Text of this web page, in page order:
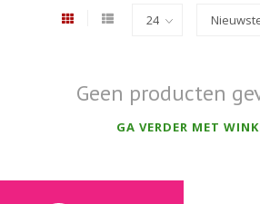
Geen producten
GA VERDER MET